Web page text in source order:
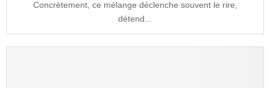
Concrètement, ce mélange déclenche souvent le rire,
détend...